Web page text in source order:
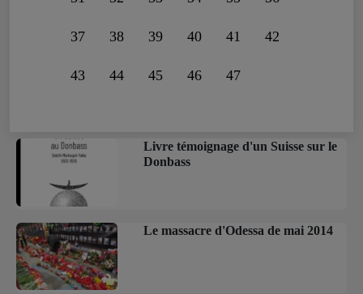
37 38 39 40 41 42
43 44 45 46 47
Livre témoignage d'un Suisse sur le
Donbass
Le massacre d'Odessa de mai 2014